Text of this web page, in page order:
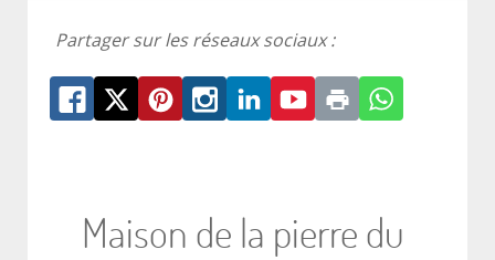
Partager sur les réseaux sociaux :
Maison de la pierre du